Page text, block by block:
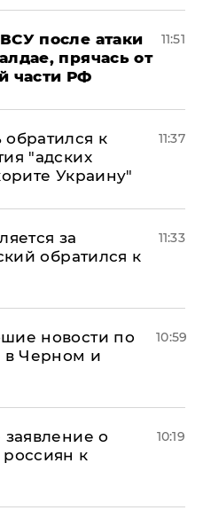
после атаки
прячась от
части РФ
11:51
к
"адских
Украину"
11:37
за
обратился к
11:33
новости по
в Черном и
10:59
о
к
10:19